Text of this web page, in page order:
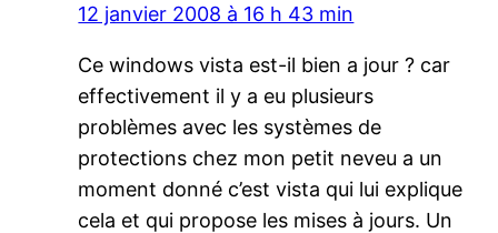
12 janvier 2008 à 16 h 43 min
Ce windows vista est-il bien a jour ? car
effectivement il y a eu plusieurs
problèmes avec les systèmes de
protections chez mon petit neveu a un
moment donné c’est vista qui lui explique
cela et qui propose les mises à jours. Un